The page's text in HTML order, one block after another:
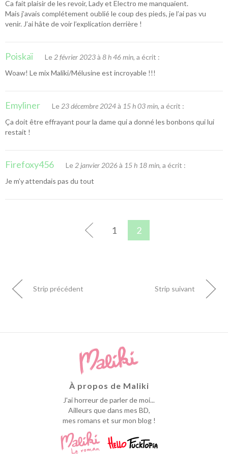
Ca fait plaisir de les revoir, Lady et Electro me manquaient.
Mais j’avais complétement oublié le coup des pieds, je l’ai pas vu
venir. J’ai hâte de voir l’explication derrière !
Poiskaï Le 2 février 2023à 8 h 46 min, a écrit :
Woaw! Le mix Maliki/Mélusine est incroyable !!!
Emyliner Le 23 décembre 2024à 15 h 03 min, a écrit :
Ça doit être effrayant pour la dame qui a donné les bonbons qui lui
restait !
Firefoxy456 Le 2 janvier 2026à 15 h 18 min, a écrit :
Je m’y attendais pas du tout
1 2
Strip précédent Strip suivant
À propos de Maliki
J'ai horreur de parler de moi...
Ailleurs que dans mes BD,
mes romans et sur mon blog !